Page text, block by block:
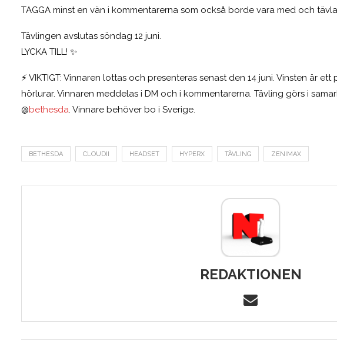
TAGGA minst en vän i kommentarerna som också borde vara med och
Tävlingen avslutas söndag 12 juni.
LYCKA TILL! ✨
⚡️ VIKTIGT: Vinnaren lottas och presenteras senast den 14 juni. Vinsten är
hörlurar. Vinnaren meddelas i DM och i kommentarerna. Tävling görs i
@bethesda. Vinnare behöver bo i Sverige.
BETHESDA CLOUDII HEADSET HYPERX TÄVLING ZENIMAX
REDAKTIONEN